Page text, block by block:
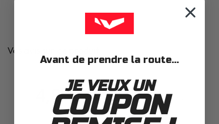
Vos avis sur ce produit
4,8 Basé sur 12 avis
Avant de prendre la route...
JE VEUX UN
COUPON